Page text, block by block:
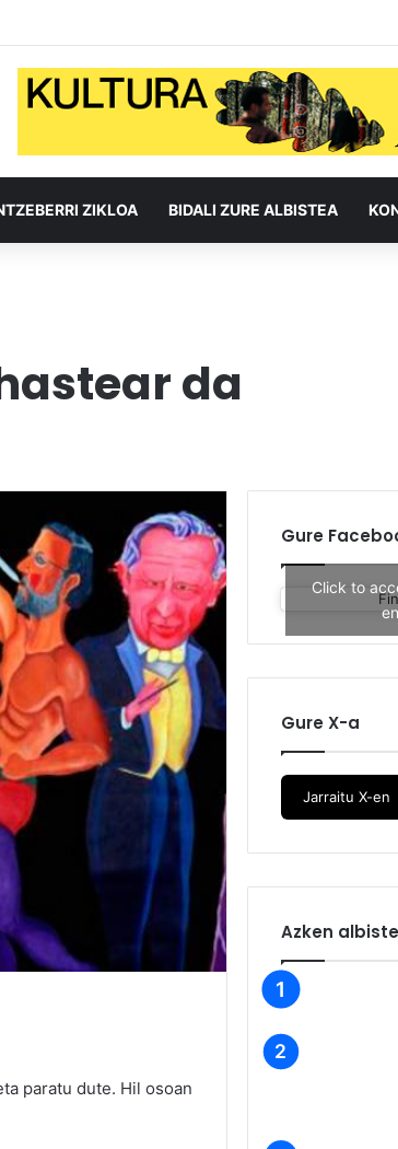
ZIKLOA BIDALI ZURE ALBISTEA
da
paratu dute. Hil osoan
Gure
Click to
Gure X-a
Jarraitu X-en
Azken